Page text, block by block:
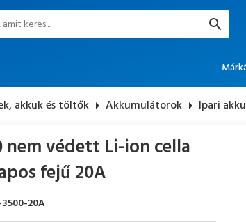
akkuk és töltők arrow_right Akkumulátorok arrow_right Ipari
nem védett Li-ion cella
fejű 20A
20A